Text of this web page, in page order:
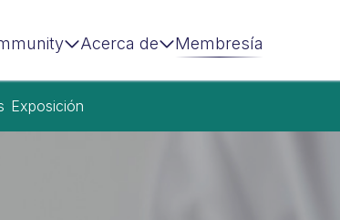
Acerca de Membresía
Exposición